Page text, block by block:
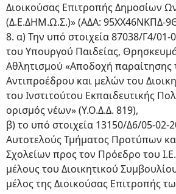
Διοικούσας Επιτροπής Δημοσίων
(Δ.Ε.ΔΗΜ.Ω.Σ.)» (ΑΔΑ: 95ΧΧ46ΝΚΠΔ-
8. α) Την υπό στοιχεία 87038/Γ4/
του Υπουργού Παιδείας,
Αθλητισμού «Αποδοχή
Αντιπροέδρου και μελών του
του Ινστιτούτου Εκπαιδευτικής
ορισμός νέων» (Υ.Ο.Δ.Δ. 819),
β) το υπό στοιχεία 13150/Δ6/05-02-
Αυτοτελούς Τμήματος Προτύπων
Σχολείων προς τον Πρόεδρο του
μέλους του Διοικητικού
μέλος της Διοικούσας Επιτροπής